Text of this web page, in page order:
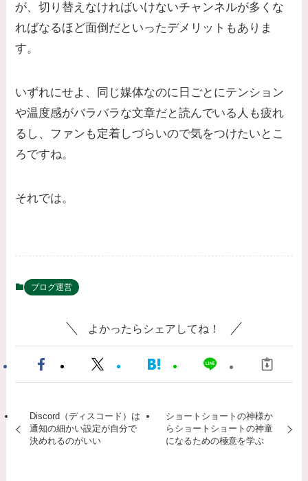
が、切り替えなければいけないチャンネルが多くな
ればなるほど面倒だといったデメリットもありま
す。
いずれにせよ、同じ媒体なのに日ごとにテンション
や温度感がバラバラな文章だと読んでいる人も疲れ
るし、ファンも定着しづらいので気をつけたいとこ
ろですね。
それでは。
ブログ運営
よかったらシェアしてね！
Discord（ディスコード）は
通知の細かい設定が自分で
決めれるのがいい
ショートショートの神様か
らショートショートの神童
になるための極意を学ぶ